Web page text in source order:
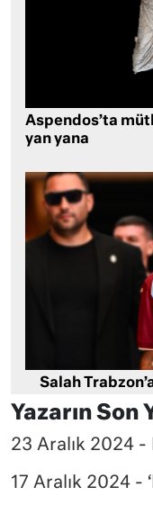
Aspendos’ta
yan yana
Salah
Yazarın Son
23 Aralık 2024 -
17 Aralık 2024 -